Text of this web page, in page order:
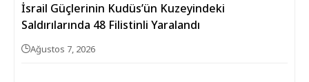
İsrail Güçlerinin Kudüs’ün Kuzeyindeki
Saldırılarında 48 Filistinli Yaralandı
Ağustos 7, 2026